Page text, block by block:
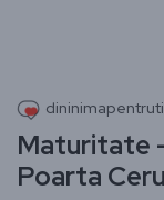
Maturitate
Poarta